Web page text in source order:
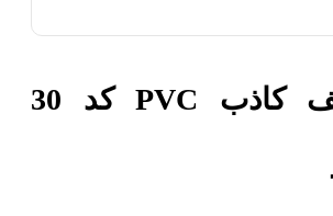
خرید سقف کاذب PVC کد 30